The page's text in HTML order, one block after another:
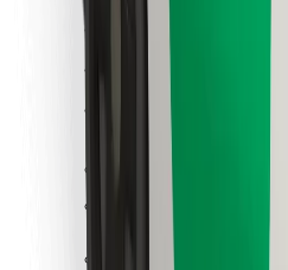
Turvallisuus
Hanki kyyti hetkessä!
Löydä lempiruokasi!